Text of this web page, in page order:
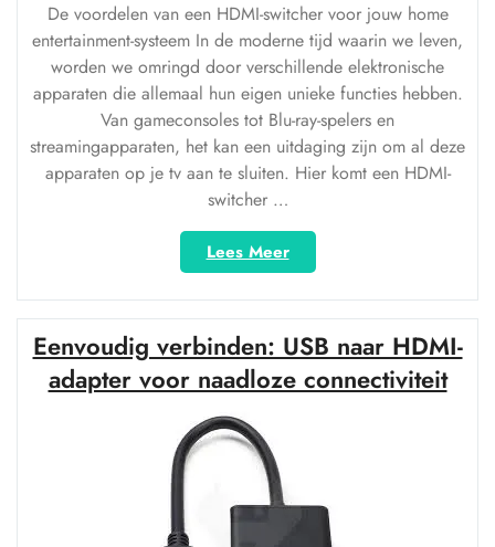
entertainment”
De voordelen van een HDMI-switcher voor jouw home
entertainment-systeem In de moderne tijd waarin we leven,
worden we omringd door verschillende elektronische
apparaten die allemaal hun eigen unieke functies hebben.
Van gameconsoles tot Blu-ray-spelers en
streamingapparaten, het kan een uitdaging zijn om al deze
apparaten op je tv aan te sluiten. Hier komt een HDMI-
switcher …
Lees Meer“Vereenvoudig
jouw
home
entertainment
met
een
HDMI-
Eenvoudig verbinden: USB naar HDMI-
adapter voor naadloze connectiviteit